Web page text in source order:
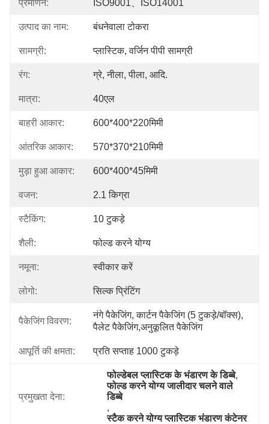
प्रमाणन: ISO9001、ISO14001
उत्पाद का नाम: बंधनेवाला टोकरा
सामग्री: प्लास्टिक, वर्जिन पीपी सामग्री
रंग: ग्रे, नीला, पीला, आदि.
मात्रा: 40एल
बाहरी आकार: 600*400*220मिमी
आंतरिक आकार: 570*370*210मिमी
मुड़ा हुआ आकार: 600*400*45मिमी
वजन: 2.1 किग्रा
स्टैकिंग: 10 टुकड़े
शैली: फोल्ड करने योग्य
नमूना: स्वीकार करें
लोगो: सिल्क प्रिंटिंग
पैकेजिंग विवरण:
नंगे पैकेजिंग, कार्टन पैकेजिंग (5 टुकड़े/बॉक्स),
पैलेट पैकेजिंग,अनुकूलित पैकेजिंग
आपूर्ति की क्षमता: प्रति सप्ताह 1000 टुकड़े
प्रमुखता देना:
फोल्डेबल प्लास्टिक के भंडारण के डिब्बे,
फोल्ड करने योग्य जालीदार चलने वाले
डिब्बे
,
स्टैक करने योग्य प्लास्टिक भंडारण कंटेनर